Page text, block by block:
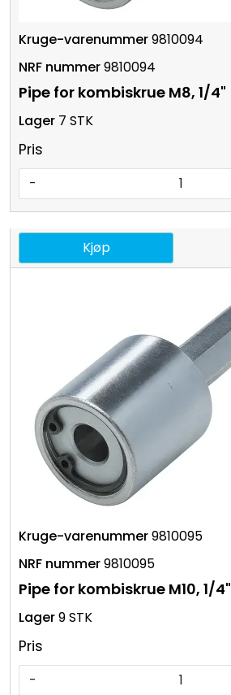
9810094
9810094
Pipe for kombiskrue M8, 1/4"
7 STK
Pris
-
Kjøp
9810095
9810095
Pipe for kombiskrue M10, 1/4"
9 STK
Pris
-